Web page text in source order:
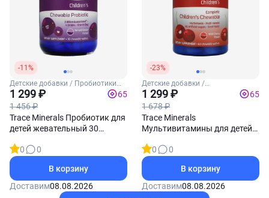
-11%
Детские добавки / Пробиотики
для детей
1 299 ₽
1 456 ₽
65
Trace Minerals Пробиотик для
детей жевательный 30
0
0
В корзину
Доставим08.08.2026
-23%
Детские добавки /
Мультивитамины для детей
1 299 ₽
1 678 ₽
65
Trace Minerals
Мультивитамины для детей
0
0
В корзину
Доставим08.08.2026